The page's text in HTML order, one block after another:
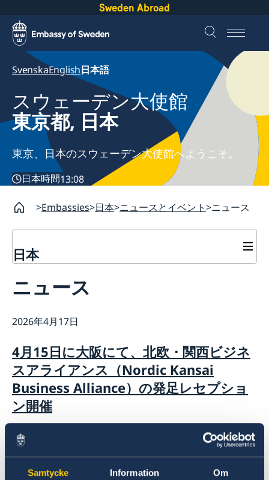
Samtycke Information Om
Sweden Abroad
SvenskaEnglish日本語
スウェーデン大使館
東京都, 日本
東京、日本のスウェーデン大使館へようこそ。
日本時間13:08
Embassies 日本 ニュースとイベント ニュース
日本
スウェーデン大使館について
スタッフ
チーム・スウェーデン
商務部・投資部
大使館の建築
ニュース
さい
スウェーデン大使館への後援名義使用申請について
ニュース
2026年4月17日
4月15日に大阪にて、北欧・関西ビジネ
スアライアンス（Nordic Kansai
Business Alliance）の発足レセプショ
ン開催
2026年4月3日
休館日のお知らせ